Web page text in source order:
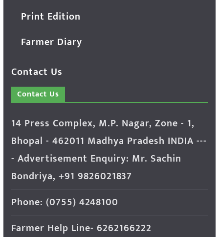
Print Edition
Farmer Diary
Contact Us
Contact Us
14 Press Complex, M.P. Nagar, Zone - 1,
Bhopal - 462011 Madhya Pradesh INDIA ---
- Advertisement Enquiry: Mr. Sachin
Bondriya, +91 9826021837
Phone: (0755) 4248100
Farmer Help Line- 6262166222